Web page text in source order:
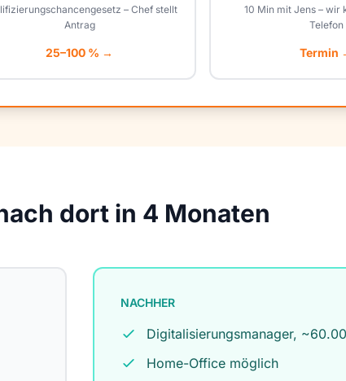
– Chef stellt
Antrag
25–100 % →
10 Min mit Jens – wir
Telefon
Termin
dort in 4 Monaten
NACHHER
Digitalisierungsmanager,
Home-Office möglich